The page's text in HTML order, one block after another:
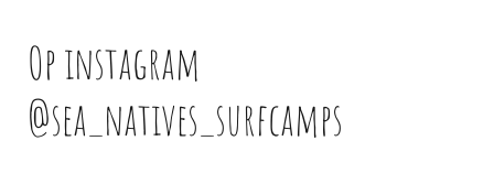
Op instagram
@sea_natives_surfcamps